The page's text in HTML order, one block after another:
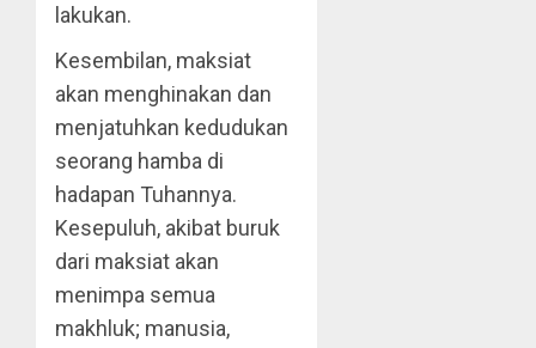
lakukan.
Kesembilan, maksiat
akan menghinakan dan
menjatuhkan kedudukan
seorang hamba di
hadapan Tuhannya.
Kesepuluh, akibat buruk
dari maksiat akan
menimpa semua
makhluk; manusia,